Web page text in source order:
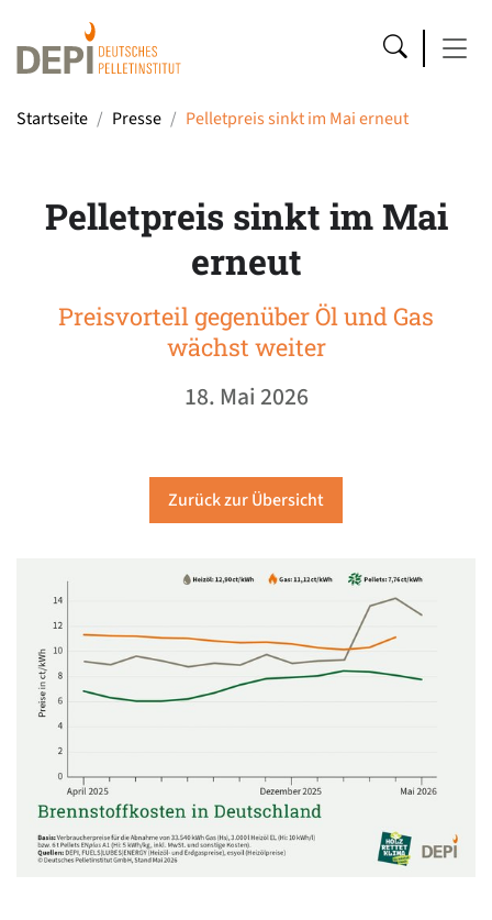
Startseite Presse Pelletpreis sinkt im Mai erneut
Pelletpreis sinkt im Mai
erneut
Preisvorteil gegenüber Öl und Gas
wächst weiter
18. Mai 2026
Zurück zur Übersicht